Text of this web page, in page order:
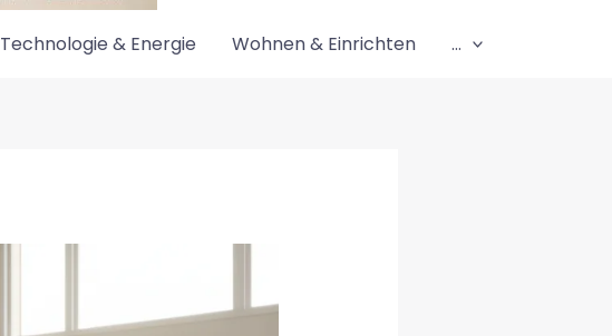
Technologie & Energie Wohnen & Einrichten …